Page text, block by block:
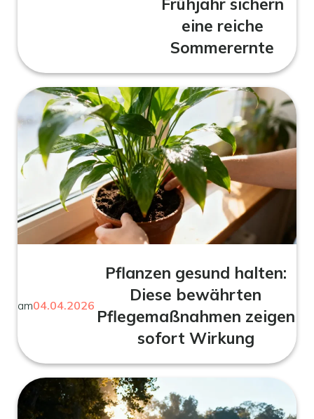
eine reiche
Sommerernte
am04.04.2026
Pflanzen gesund halten:
Diese bewährten
Pflegemaßnahmen zeigen
sofort Wirkung